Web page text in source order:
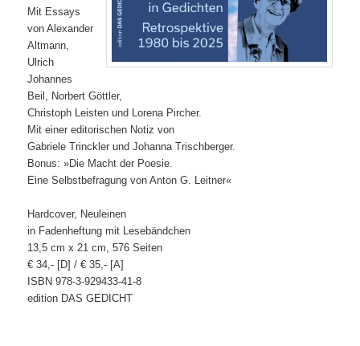
Mit Essays
von Alexander
Altmann,
Ulrich
Johannes
Beil, Norbert Göttler,
Christoph Leisten und Lorena Pircher.
Mit einer editorischen Notiz von
Gabriele Trinckler und Johanna Trischberger.
Bonus: »Die Macht der Poesie.
Eine Selbstbefragung von Anton G. Leitner«
Hardcover, Neuleinen
in Fadenheftung mit Lesebändchen
13,5 cm x 21 cm, 576 Seiten
€ 34,- [D] / € 35,- [A]
ISBN 978-3-929433-41-8
edition DAS GEDICHT